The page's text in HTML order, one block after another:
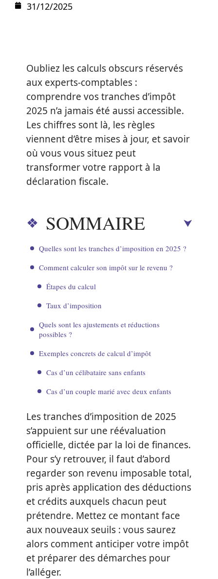
31/12/2025
Oubliez les calculs obscurs réservés
aux experts-comptables :
comprendre vos tranches d’impôt
2025 n’a jamais été aussi accessible.
Les chiffres sont là, les règles
viennent d’être mises à jour, et savoir
où vous vous situez peut
transformer votre rapport à la
déclaration fiscale.
SOMMAIRE
Quelles sont les tranches d’imposition en 2025 ?
Comment calculer son impôt sur le revenu ?
Étapes du calcul
Taux d’imposition
Quels sont les ajustements et réductions
possibles ?
Exemples concrets de calcul d’impôt
Cas d’un célibataire sans enfants
Cas d’un couple marié avec deux enfants
Les tranches d’imposition de 2025
s’appuient sur une réévaluation
officielle, dictée par la loi de finances.
Pour s’y retrouver, il faut d’abord
regarder son revenu imposable total,
pris après application des déductions
et crédits auxquels chacun peut
prétendre. Mettez ce montant face
aux nouveaux seuils : vous saurez
alors comment anticiper votre impôt
et préparer des démarches pour
l’alléger.